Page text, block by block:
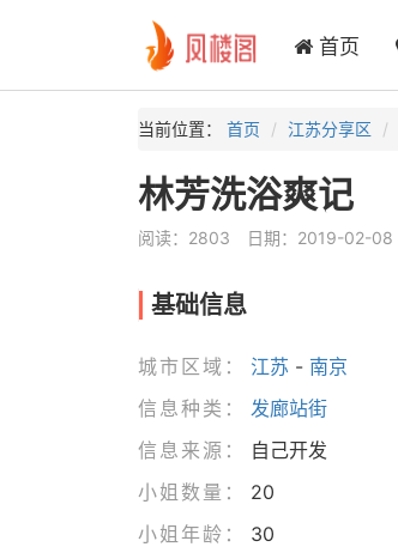
首页
当前位置： 首页 江苏分享区
林芳洗浴爽记
阅读：2803 日期：2019-02-08
基础信息
城市区域： 江苏 - 南京
信息种类：
发廊站街
信息来源：
自己开发
小姐数量：
20
小姐年龄：
30